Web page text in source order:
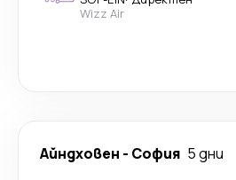
Wizz Air
Айндховен - София 5 дни